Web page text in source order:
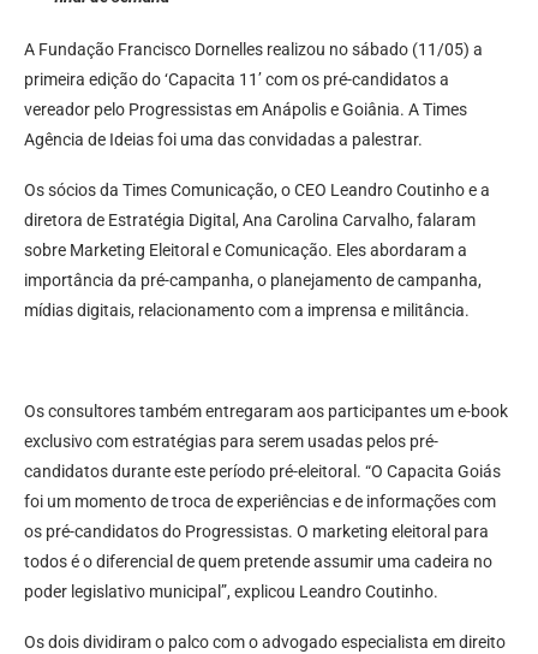
A Fundação Francisco Dornelles realizou no sábado (11/05) a
primeira edição do ‘Capacita 11’ com os pré-candidatos a
vereador pelo Progressistas em Anápolis e Goiânia. A Times
Agência de Ideias foi uma das convidadas a palestrar.
Os sócios da Times Comunicação, o CEO Leandro Coutinho e a
diretora de Estratégia Digital, Ana Carolina Carvalho, falaram
sobre Marketing Eleitoral e Comunicação. Eles abordaram a
importância da pré-campanha, o planejamento de campanha,
mídias digitais, relacionamento com a imprensa e militância.
Os consultores também entregaram aos participantes um e-book
exclusivo com estratégias para serem usadas pelos pré-
candidatos durante este período pré-eleitoral. “O Capacita Goiás
foi um momento de troca de experiências e de informações com
os pré-candidatos do Progressistas. O marketing eleitoral para
todos é o diferencial de quem pretende assumir uma cadeira no
poder legislativo municipal”, explicou Leandro Coutinho.
Os dois dividiram o palco com o advogado especialista em direito